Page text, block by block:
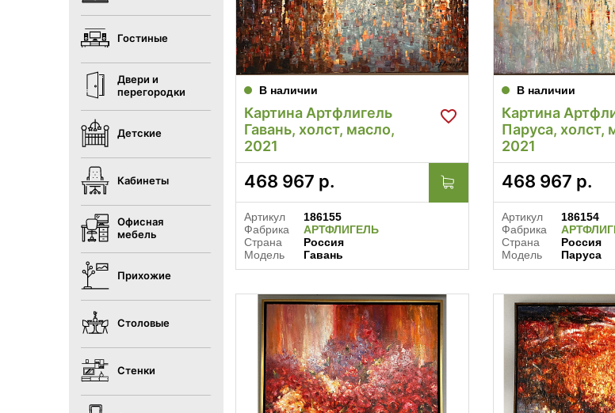
Гостиные
Двери и
перегородки
Детские
Кабинеты
Офисная
мебель
Прихожие
Столовые
Стенки
В наличии
Картина Артфлигель
Гавань, холст, масло,
2021
468 967 р.
Артикул
186155
Фабрика
АРТФЛИГЕЛЬ
Страна
Россия
Модель
Гавань
В наличии
Картина
Паруса, холст,
2021
468 967 р.
Артикул
186154
Фабрика
Страна
Россия
Модель
Паруса